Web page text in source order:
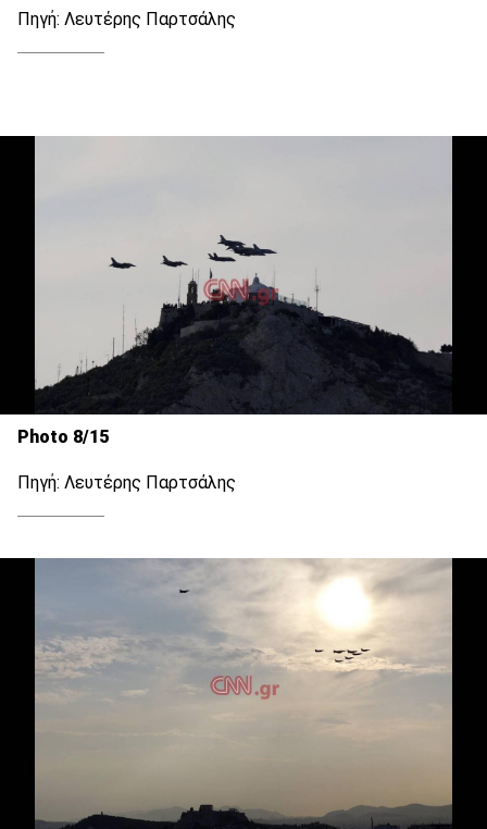
Πηγή: Λευτέρης Παρτσάλης
Photo 8/15
Πηγή: Λευτέρης Παρτσάλης